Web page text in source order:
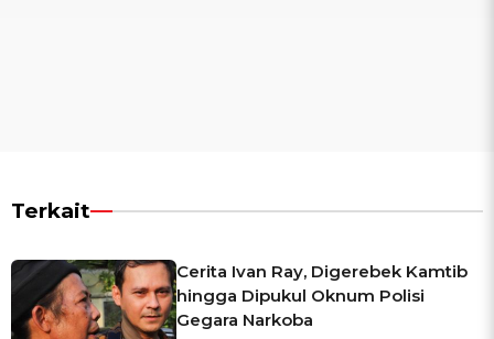
Terkait
Cerita Ivan Ray, Digerebek Kamtib
hingga Dipukul Oknum Polisi
Gegara Narkoba